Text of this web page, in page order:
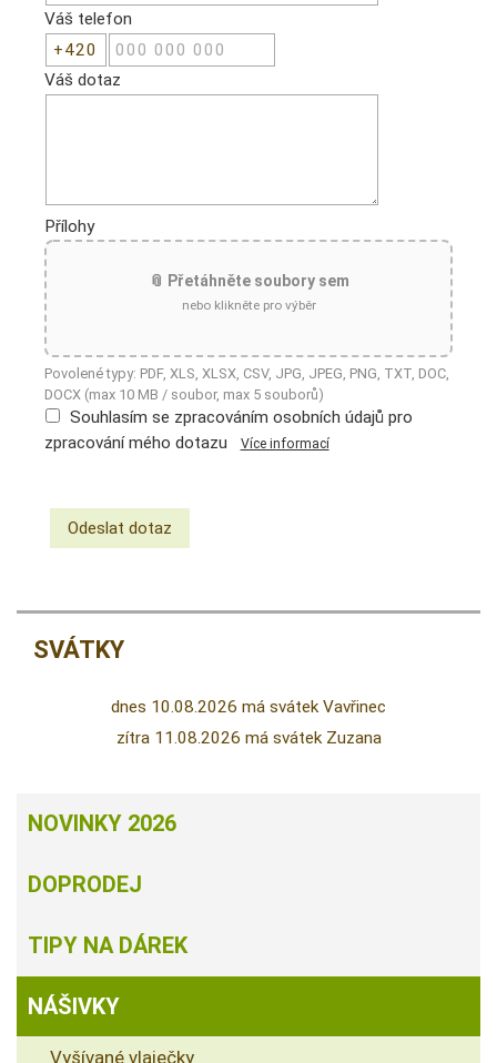
Váš telefon
Váš dotaz
Přílohy
📎 Přetáhněte soubory sem
nebo klikněte pro výběr
Povolené typy: PDF, XLS, XLSX, CSV, JPG, JPEG, PNG, TXT, DOC,
DOCX (max 10 MB / soubor, max 5 souborů)
Souhlasím se zpracováním osobních údajů pro
zpracování mého dotazu
Více informací
SVÁTKY
dnes 10.08.2026 má svátek Vavřinec
zítra 11.08.2026 má svátek Zuzana
NOVINKY 2026
DOPRODEJ
TIPY NA DÁREK
NÁŠIVKY
Vyšívané vlaječky